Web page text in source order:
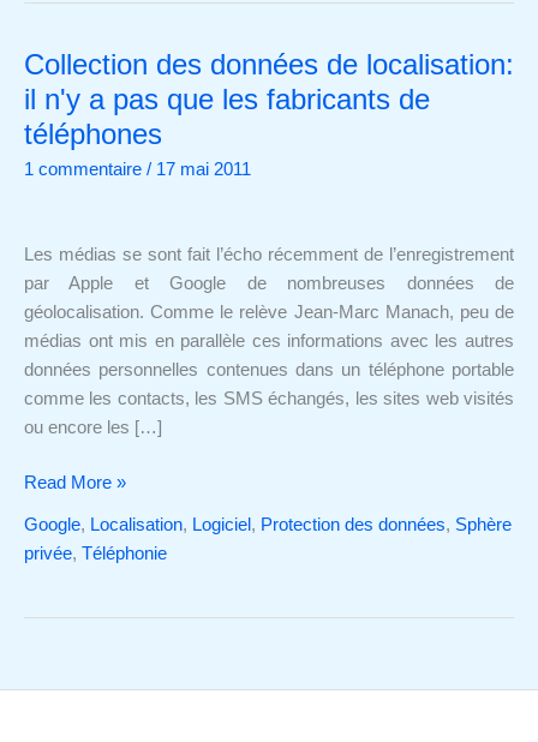
Collection des données de localisation:
il n'y a pas que les fabricants de
téléphones
1 commentaire / 17 mai 2011
Les médias se sont fait l’écho récemment de l’enregistrement
par Apple et Google de nombreuses données de
géolocalisation. Comme le relève Jean-Marc Manach, peu de
médias ont mis en parallèle ces informations avec les autres
données personnelles contenues dans un téléphone portable
comme les contacts, les SMS échangés, les sites web visités
ou encore les […]
Collection
des
données
de
localisation:
a
pas
que
les
fabricants
de
téléphones
Read More »
Google, Localisation, Logiciel , Protection des données, Sphère
privée, Téléphonie